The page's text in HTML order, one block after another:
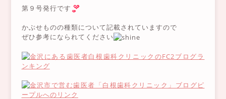
第９号発行です
かぶせものの種類について記載されていますので
ぜひ参考になられてください